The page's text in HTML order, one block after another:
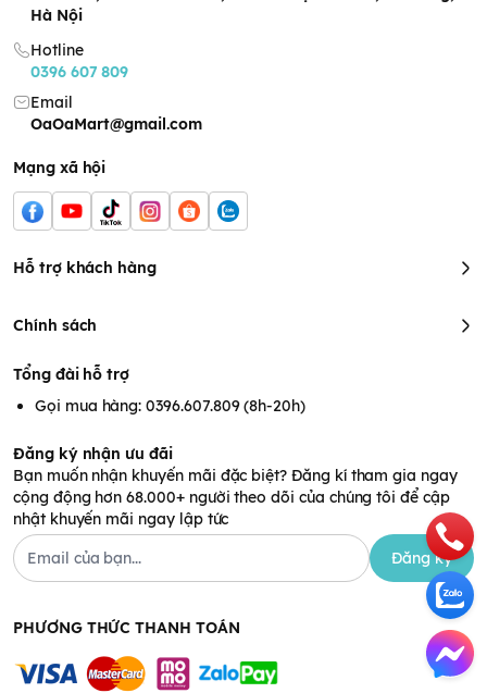
Hà Nội
Hotline
0396 607 809
Email
OaOaMart@gmail.com
Mạng xã hội
Hỗ trợ khách hàng
Chính sách
Tổng đài hỗ trợ
Gọi mua hàng: 0396.607.809 (8h-20h)
Đăng ký nhận ưu đãi
Bạn muốn nhận khuyến mãi đặc biệt? Đăng kí tham gia ngay
cộng động hơn 68.000+ người theo dõi của chúng tôi để cập
nhật khuyến mãi ngay lập tức
Đăng ký
PHƯƠNG THỨC THANH TOÁN